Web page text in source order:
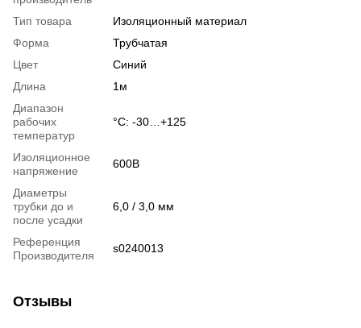
Тип товара
Изоляционный материал
Форма
Трубчатая
Цвет
Синий
Длина
1м
Диапазон
рабочих
температур
°С: -30…+125
Изоляционное
напряжение
600В
Диаметры
трубки до и
после усадки
6,0 / 3,0 мм
Референция
Производителя
s0240013
Отзывы